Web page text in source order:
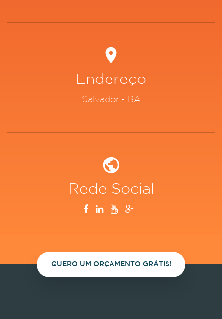
Endereço
Salvador - BA
Rede Social
QUERO UM ORÇAMENTO GRÁTIS!